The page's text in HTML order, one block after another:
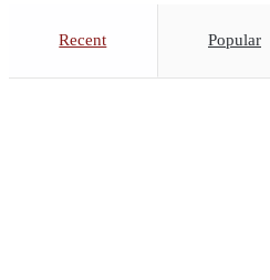
Recent Popular